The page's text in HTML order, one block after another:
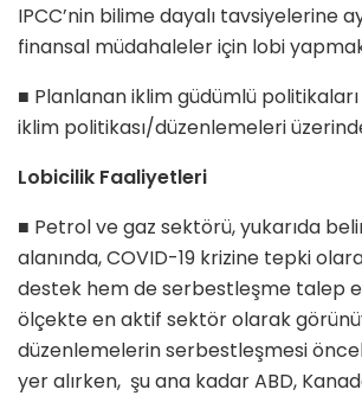
IPCC’nin bilime dayalı tavsiyelerine
finansal müdahaleler için lobi
■ Planlanan iklim güdümlü
iklim politikası/düzenlemeleri
Lobicilik Faaliyetleri
■ Petrol ve gaz sektörü, yukarıda
alanında, COVID-19 krizine tepki
destek hem de serbestleşme talep
ölçekte en aktif sektör olarak
düzenlemelerin serbestleşmesi
yer alırken, şu ana kadar ABD,